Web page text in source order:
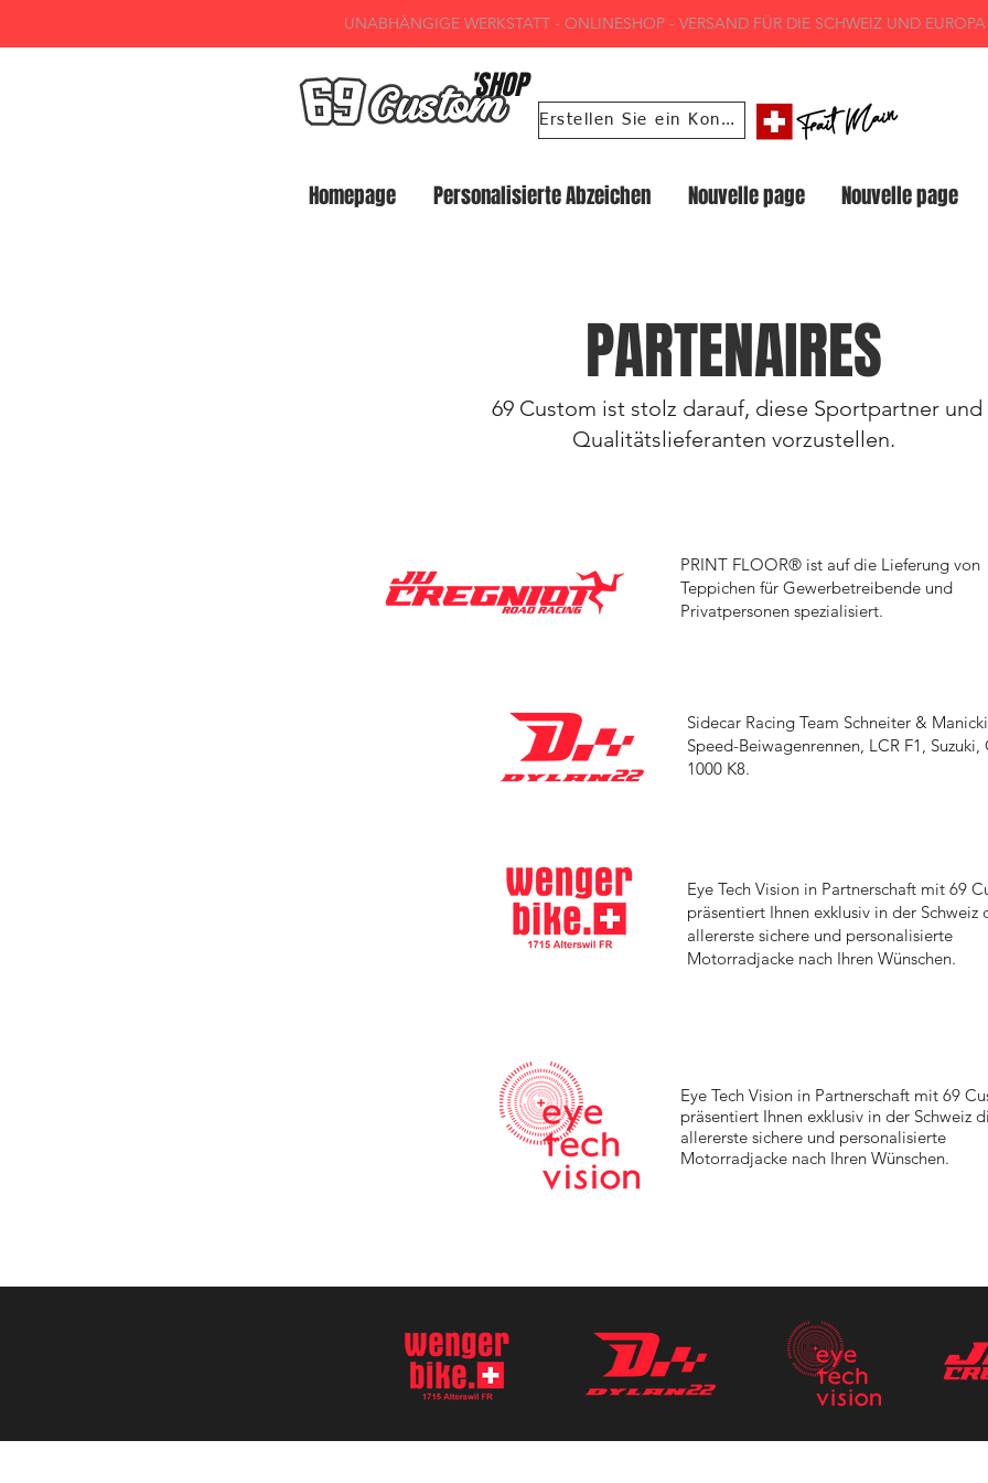
UNABHÄNGIGE WERKSTATT - ONLINESHOP - VERSAND FÜR DIE SCHWEIZ UND EUROPA
'SHOP
Erstellen Sie ein Konto 69 Custom
Homepage Personalisierte Abzeichen Nouvelle page Nouvelle page
PARTENAIRES
69 Custom ist stolz darauf, diese Sportpartner und
Qualitätslieferanten vorzustellen.
PRINT FLOOR® ist auf die Lieferung von
Teppichen für Gewerbetreibende und
Privatpersonen spezialisiert.
Sidecar Racing Team Schneiter &
Speed-Beiwagenrennen, LCR F1, Suzuki,
1000 K8.
Eye Tech Vision in Partnerschaft mit 69
präsentiert Ihnen exklusiv in der Schweiz
allererste sichere und personalisierte
Motorradjacke nach Ihren Wünschen.
Eye Tech Vision in Partnerschaft mit 69
präsentiert Ihnen exklusiv in der Schweiz
allererste sichere und personalisierte
Motorradjacke nach Ihren Wünschen.